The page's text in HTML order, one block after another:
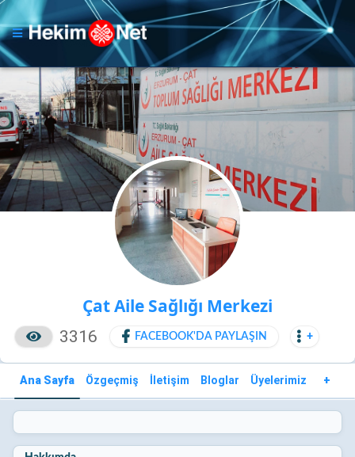
Çat Aile Sağlığı Merkezi
3316 FACEBOOK'DA PAYLAŞIN +
Ana Sayfa Özgeçmiş İletişim Bloglar Üyelerimiz +